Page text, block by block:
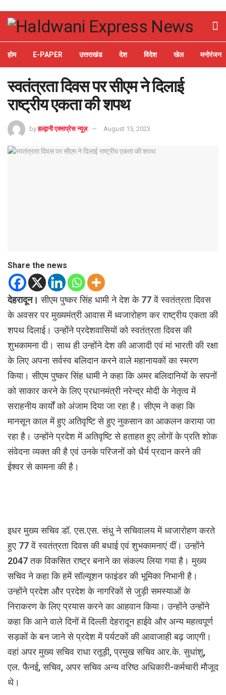
होम E-PAPER उत्तराखंड देश विदेश खेल मनोरंजन
स्वतंत्रता दिवस पर सीएम ने दिलाई
राष्ट्रीय एकता की शपथ
by हल्द्वानी एक्सप्रेस न्यूज़ August 15, 2023
Share the news
देहरादून।सीएम पुष्कर सिंह धामी ने देश के 77 वें स्वतंत्रता दिवस
के अवसर पर मुख्यमंत्री आवास में ध्वजारोहण कर राष्ट्रीय एकता की
शपथ दिलाई। उन्होंने प्रदेशवासियों को स्वतंत्रता दिवस की
शुभकामना दी। साथ ही उन्होंने देश की आजादी एवं मां भारती की रक्षा
के लिए अपना सर्वस्व बलिदान करने वाले महानायकों का स्मरण
किया। सीएम पुष्कर सिंह धामी ने कहा कि अमर बलिदानियों के सपनों
को साकार करने के लिए प्रधानमंत्री नरेन्द्र मोदी के नेतृत्व में
सराहनीय कार्यों को अंजाम दिया जा रहा है। सीएम ने कहा कि
मानसून काल में हुए अतिवृष्टि से हुए नुकसान का आकलन कराया जा
रहा है। उन्होंने प्रदेश में अतिवृष्टि से हताहत हुए लोगों के प्रति शोक
संवेदना व्यक्त की है एवं उनके परिजनों को धैर्य प्रदान करने की
ईश्वर से कामना की है।
इधर मुख्य सचिव डॉ. एस.एस. संधु ने सचिवालय में ध्वजारोहण करते
हुए 77 वें स्वतंत्रता दिवस की बधाई एवं शुभकामनाएं दीं। उन्होंने
2047 तक विकसित राष्ट्र बनाने का संकल्प लिया गया है। मुख्य
सचिव ने कहा कि हमें सॉल्यूशन फाइंडर की भूमिका निभानी है।
उन्होंने प्रदेश और प्रदेश के नागरिकों से जुड़ी समस्याओं के
निराकरण के लिए प्रयास करने का आहवान किया। उन्होंने उन्होंने
कहा कि आने वाले दिनों में दिल्ली देहरादून हाईवे और अन्य महत्वपूर्ण
सड़कों के बन जाने से प्रदेश में पर्यटकों की आवाजाही बढ़ जाएगी।
वहां अपर मुख्य सचिव राधा रतूड़ी, प्रमुख सचिव आर.के. सुधांशु,
एल. फैनई, सचिव, अपर सचिव अन्य वरिष्ठ अधिकारी-कर्मचारी मौजूद
थे।